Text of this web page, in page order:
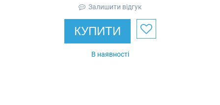
Залишити відгук
КУПИТИ
В наявності